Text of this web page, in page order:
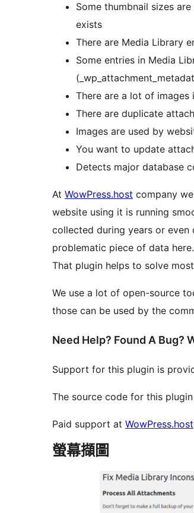
Some thumbnail sizes
exists
There are Media Library
Some entries in Media
There are a lot of
There are duplicate
Images are used by
You want to update
Detects major database
At WowPress.host company
website using it is running
collected during years or even
problematic piece of data here.
That plugin helps to solve
We use a lot of open-source
those can be used by the
Need Help? Found A Bug?
Support for this plugin is
The source code for this
Paid support at WowPress.host
螢幕擷圖